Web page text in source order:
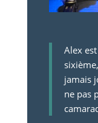
Alex
jamais
ne pas